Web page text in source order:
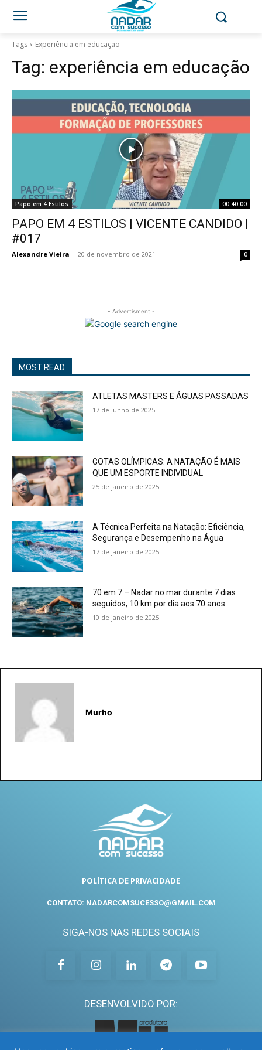
Tags Experiência em educação
Tag: experiência em educação
Papo em 4 Estilos 00:40:00
PAPO EM 4 ESTILOS | VICENTE CANDIDO |
#017
Alexandre Vieira - 20 de novembro de 2021 0
- Advertisment -
MOST READ
ATLETAS MASTERS E ÁGUAS PASSADAS
17 de junho de 2025
GOTAS OLÍMPICAS: A NATAÇÃO É MAIS
QUE UM ESPORTE INDIVIDUAL
25 de janeiro de 2025
A Técnica Perfeita na Natação: Eficiência,
Segurança e Desempenho na Água
17 de janeiro de 2025
70 em 7 – Nadar no mar durante 7 dias
seguidos, 10 km por dia aos 70 anos.
10 de janeiro de 2025
Murho
POLÍTICA DE PRIVACIDADE
CONTATO: NADARCOMSUCESSO@GMAIL.COM
SIGA-NOS NAS REDES SOCIAIS
DESENVOLVIDO POR: